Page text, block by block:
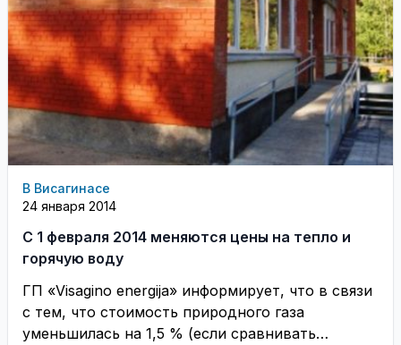
В Висагинасе
24 января 2014
С 1 февраля 2014 меняются цены на тепло и
горячую воду
ГП «Visagino energija» информирует, что в связи
с тем, что стоимость природного газа
уменьшилась на 1,5 % (если сравнивать